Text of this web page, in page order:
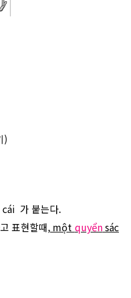
)
cái 가 붙는다.
표현할때,một quyểnsác